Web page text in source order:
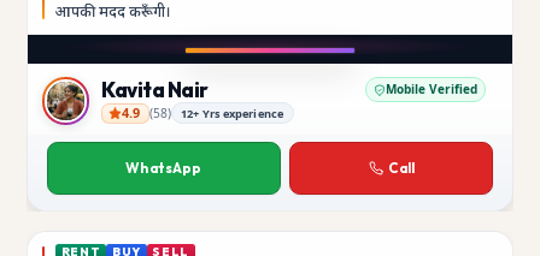
आपकी मददकरूँगी।
Kavita Nair
Kavita Nair Mobile Verified
4.9 (58) 12+ Yrs experience
WhatsApp Call
RENT BUY SELL